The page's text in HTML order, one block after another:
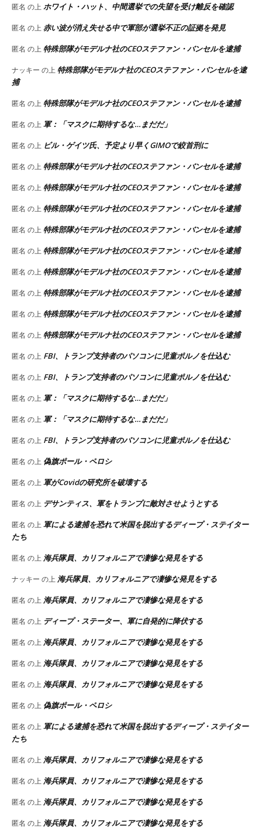
匿名 の上 ホワイト・ハット、中間選挙での失望を受け離反を確認
匿名 の上 赤い波が消え失せる中で軍部が選挙不正の証拠を発見
匿名 の上 特殊部隊がモデルナ社のCEOステファン・バンセルを逮捕
ナッキー の上 特殊部隊がモデルナ社のCEOステファン・バンセルを逮
捕
匿名 の上 特殊部隊がモデルナ社のCEOステファン・バンセルを逮捕
匿名 の上 軍：「マスクに期待するな…まだだ」
匿名 の上 ビル・ゲイツ氏、予定より早くGIMOで絞首刑に
匿名 の上 特殊部隊がモデルナ社のCEOステファン・バンセルを逮捕
匿名 の上 特殊部隊がモデルナ社のCEOステファン・バンセルを逮捕
匿名 の上 特殊部隊がモデルナ社のCEOステファン・バンセルを逮捕
匿名 の上 特殊部隊がモデルナ社のCEOステファン・バンセルを逮捕
匿名 の上 特殊部隊がモデルナ社のCEOステファン・バンセルを逮捕
匿名 の上 特殊部隊がモデルナ社のCEOステファン・バンセルを逮捕
匿名 の上 特殊部隊がモデルナ社のCEOステファン・バンセルを逮捕
匿名 の上 特殊部隊がモデルナ社のCEOステファン・バンセルを逮捕
匿名 の上 特殊部隊がモデルナ社のCEOステファン・バンセルを逮捕
匿名 の上 FBI、トランプ支持者のパソコンに児童ポルノを仕込む
匿名 の上 FBI、トランプ支持者のパソコンに児童ポルノを仕込む
匿名 の上 軍：「マスクに期待するな…まだだ」
匿名 の上 軍：「マスクに期待するな…まだだ」
匿名 の上 FBI、トランプ支持者のパソコンに児童ポルノを仕込む
匿名 の上 偽旗ポール・ペロシ
匿名 の上 軍がCovidの研究所を破壊する
匿名 の上 デサンティス、軍をトランプに敵対させようとする
匿名 の上 軍による逮捕を恐れて米国を脱出するディープ・ステイター
たち
匿名 の上 海兵隊員、カリフォルニアで凄惨な発見をする
ナッキー の上 海兵隊員、カリフォルニアで凄惨な発見をする
匿名 の上 海兵隊員、カリフォルニアで凄惨な発見をする
匿名 の上 ディープ・ステーター、軍に自発的に降伏する
匿名 の上 海兵隊員、カリフォルニアで凄惨な発見をする
匿名 の上 海兵隊員、カリフォルニアで凄惨な発見をする
匿名 の上 海兵隊員、カリフォルニアで凄惨な発見をする
匿名 の上 偽旗ポール・ペロシ
匿名 の上 軍による逮捕を恐れて米国を脱出するディープ・ステイター
たち
匿名 の上 海兵隊員、カリフォルニアで凄惨な発見をする
匿名 の上 海兵隊員、カリフォルニアで凄惨な発見をする
匿名 の上 海兵隊員、カリフォルニアで凄惨な発見をする
匿名 の上 海兵隊員、カリフォルニアで凄惨な発見をする